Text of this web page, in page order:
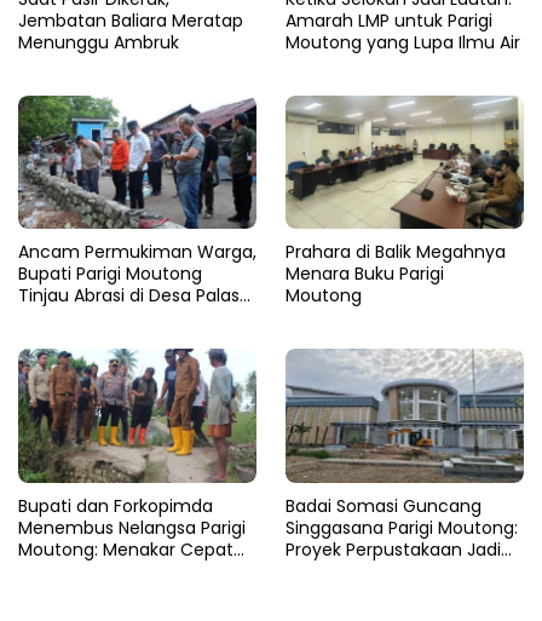
Jembatan Baliara Meratap
Menunggu Ambruk
Amarah LMP untuk Parigi
Moutong yang Lupa Ilmu Air
Ancam Permukiman Warga,
Bupati Parigi Moutong
Tinjau Abrasi di Desa Palasa
Prahara di Balik Megahnya
Menara Buku Parigi
Moutong
​Bupati dan Forkopimda
Menembus Nelangsa Parigi
Moutong: Menakar Cepat
Badai Somasi Guncang
Singgasana Parigi Moutong:
Proyek Perpustakaan Jadi